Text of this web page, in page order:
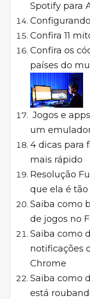
Spotify para
Confira 11
Confira os
países do
Jogos e
um
4 dicas para
mais rápido
Resolução
que ela é
Saiba como
de jogos no
Saiba como
notificações
Chrome
Saiba como
está